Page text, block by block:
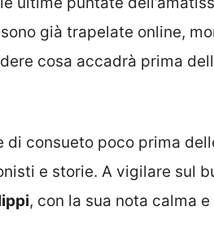
già trapelate online,
cosa accadrà prima
di consueto poco prima
e storie. A vigilare sul
, con la sua nota calma e